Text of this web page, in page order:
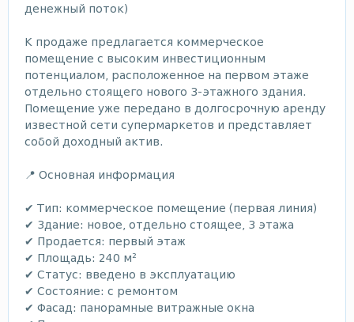
денежный поток)
К продаже предлагается коммерческое
помещение с высоким инвестиционным
потенциалом, расположенное на первом этаже
отдельно стоящего нового 3-этажного здания.
Помещение уже передано в долгосрочную аренду
известной сети супермаркетов и представляет
собой доходный актив.
📍 Основная информация
✔ Тип: коммерческое помещение (первая линия)
✔ Здание: новое, отдельно стоящее, 3 этажа
✔ Продается: первый этаж
✔ Площадь: 240 м²
✔ Статус: введено в эксплуатацию
✔ Состояние: с ремонтом
✔ Фасад: панорамные витражные окна